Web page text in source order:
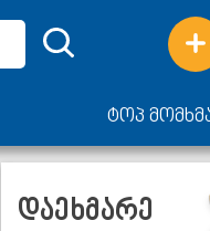
ტოპ
დაეხმარე